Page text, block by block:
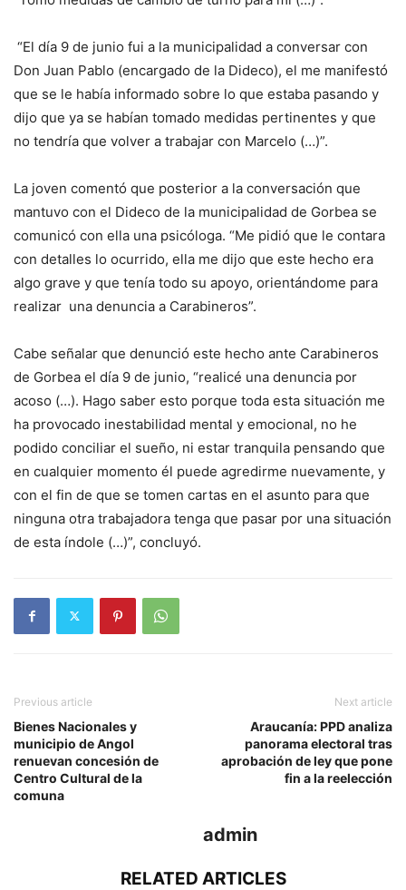
“El día 9 de junio fui a la municipalidad a conversar con
Don Juan Pablo (encargado de la Dideco), el me manifestó
que se le había informado sobre lo que estaba pasando y
dijo que ya se habían tomado medidas pertinentes y que
no tendría que volver a trabajar con Marcelo (…)”.
La joven comentó que posterior a la conversación que
mantuvo con el Dideco de la municipalidad de Gorbea se
comunicó con ella una psicóloga. “Me pidió que le contara
con detalles lo ocurrido, ella me dijo que este hecho era
algo grave y que tenía todo su apoyo, orientándome para
realizar una denuncia a Carabineros”.
Cabe señalar que denunció este hecho ante Carabineros
de Gorbea el día 9 de junio, “realicé una denuncia por
acoso (…). Hago saber esto porque toda esta situación me
ha provocado inestabilidad mental y emocional, no he
podido conciliar el sueño, ni estar tranquila pensando que
en cualquier momento él puede agredirme nuevamente, y
con el fin de que se tomen cartas en el asunto para que
ninguna otra trabajadora tenga que pasar por una situación
de esta índole (…)”, concluyó.
Previous article
Bienes Nacionales y
municipio de Angol
renuevan concesión de
Centro Cultural de la
comuna
Next article
Araucanía: PPD analiza
panorama electoral tras
aprobación de ley que pone
fin a la reelección
admin
RELATED ARTICLES